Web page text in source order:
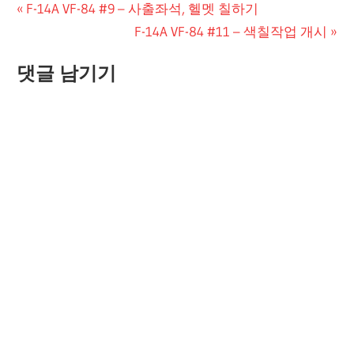
글
색
Previous
F-14A VF-84 #9 – 사출좌석, 헬멧 칠하기
Next
F-14A VF-84 #11 – 색칠작업 개시
댓글 남기기